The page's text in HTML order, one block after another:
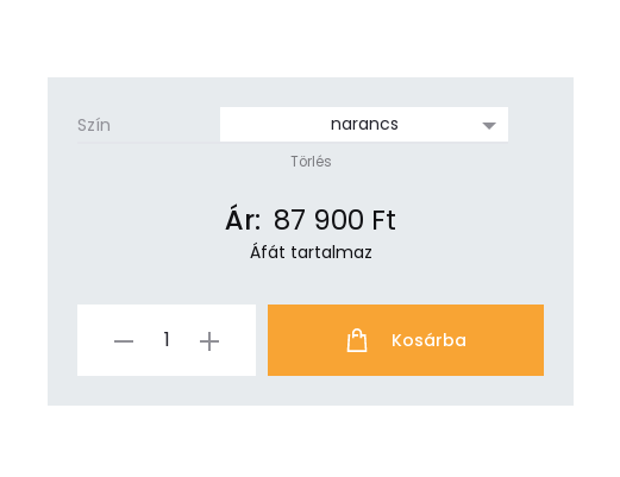
Szín
Törlés
Ár: 87 900 Ft
Áfát tartalmaz
Specter
Kosárba